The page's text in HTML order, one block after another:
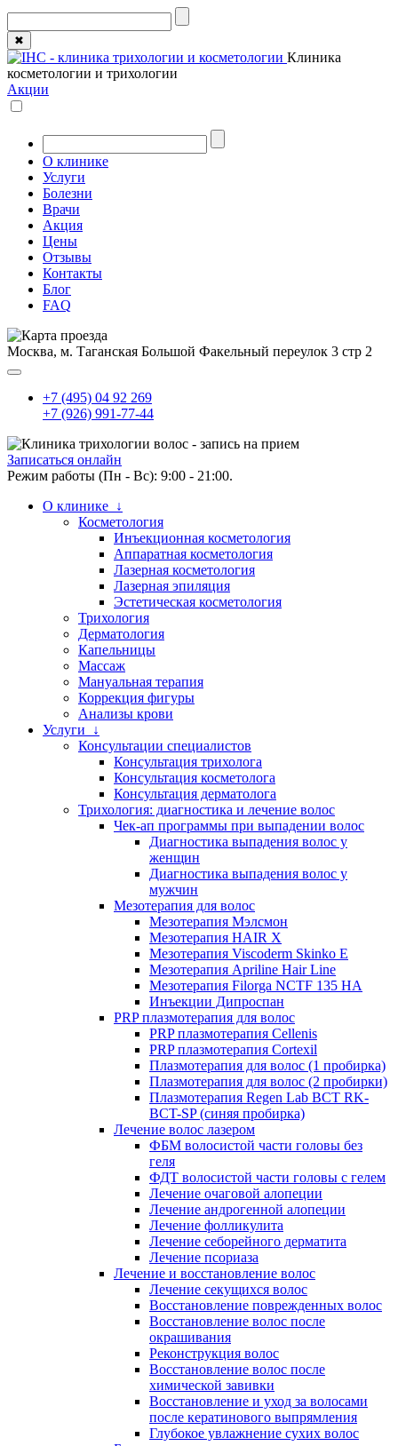
✖
Клиника
косметологии и трихологии
Акции
О клинике
Услуги
Болезни
Врачи
Акция
Цены
Отзывы
Контакты
Блог
FAQ
Москва, м. Таганская Большой Факельный переулок 3 стр 2
+7 (495) 04 92 269
+7 (926) 991-77-44
Записаться онлайн
Режим работы (Пн - Вс): 9:00 - 21:00.
О клинике ↓
Косметология
Инъекционная косметология
Аппаратная косметология
Лазерная косметология
Лазерная эпиляция
Эстетическая косметология
Трихология
Дерматология
Капельницы
Массаж
Мануальная терапия
Коррекция фигуры
Анализы крови
Услуги ↓
Консультации специалистов
Консультация трихолога
Консультация косметолога
Консультация дерматолога
Трихология: диагностика и лечение волос
Чек-ап программы при выпадении волос
Диагностика выпадения волос у
женщин
Диагностика выпадения волос у
мужчин
Мезотерапия для волос
Мезотерапия Мэлсмон
Мезотерапия HAIR X
Мезотерапия Viscoderm Skinko E
Мезотерапия Apriline Hair Line
Мезотерапия Filorga NCTF 135 HA
Инъекции Дипроспан
PRP плазмотерапия для волос
PRP плазмотерапия Cellenis
PRP плазмотерапия Cortexil
Плазмотерапия для волос (1 пробирка)
Плазмотерапия для волос (2 пробирки)
Плазмотерапия Regen Lab BCT RK-
BCT-SP (синяя пробирка)
Лечение волос лазером
ФБМ волосистой части головы без
геля
ФДТ волосистой части головы с гелем
Лечение очаговой алопеции
Лечение андрогенной алопеции
Лечение фолликулита
Лечение себорейного дерматита
Лечение псориаза
Лечение и восстановление волос
Лечение секущихся волос
Восстановление поврежденных волос
Восстановление волос после
окрашивания
Реконструкция волос
Восстановление волос после
химической завивки
Восстановление и уход за волосами
после кератинового выпрямления
Глубокое увлажнение сухих волос